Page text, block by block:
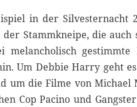
in der Silvesternacht
der Stammkneipe, die auch
melancholisch
Um Debbie Harry geht
um die Filme von
Cop Pacino und